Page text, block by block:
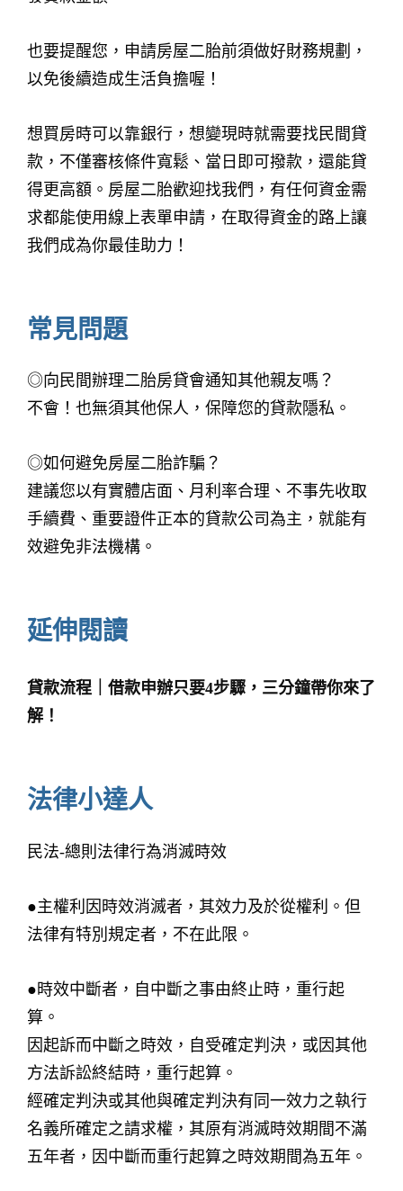
也要提醒您，申請房屋二胎前須做好財務規劃，
以免後續造成生活負擔喔！
想買房時可以靠銀行，想變現時就需要找民間貸
款，不僅審核條件寬鬆、當日即可撥款，還能貸
得更高額。房屋二胎歡迎找我們，有任何資金需
求都能使用線上表單申請，在取得資金的路上讓
我們成為你最佳助力！
常見問題
◎向民間辦理二胎房貸會通知其他親友嗎？
不會！也無須其他保人，保障您的貸款隱私。
◎如何避免房屋二胎詐騙？
建議您以有實體店面、月利率合理、不事先收取
手續費、重要證件正本的貸款公司為主，就能有
效避免非法機構。
延伸閱讀
貸款流程｜借款申辦只要4步驟，三分鐘帶你來了
解！
法律小達人
民法-總則法律行為消滅時效
●主權利因時效消滅者，其效力及於從權利。但
法律有特別規定者，不在此限。
●時效中斷者，自中斷之事由終止時，重行起
算。
因起訴而中斷之時效，自受確定判決，或因其他
方法訴訟終結時，重行起算。
經確定判決或其他與確定判決有同一效力之執行
名義所確定之請求權，其原有消滅時效期間不滿
五年者，因中斷而重行起算之時效期間為五年。